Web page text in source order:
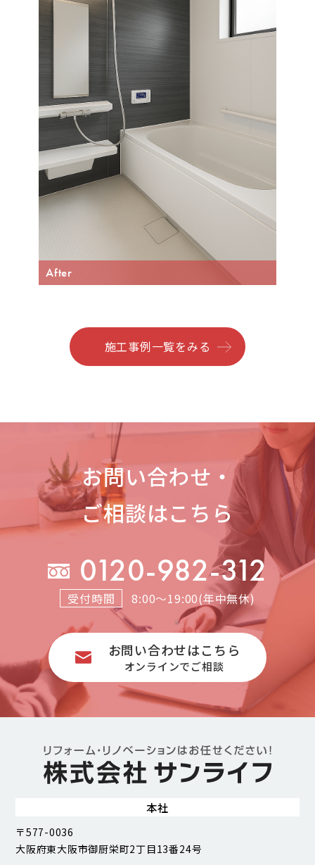
After
施工事例一覧をみる
お問い合わせ・
ご相談はこちら
0120-982-312
受付時間 8:00～19:00(年中無休)
お問い合わせはこちら
オンラインでご相談
本社
〒577-0036
大阪府東大阪市御厨栄町2丁目13番24号